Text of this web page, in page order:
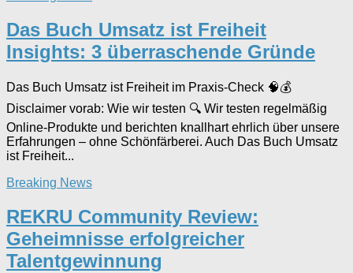
Das Buch Umsatz ist Freiheit
Insights: 3 überraschende Gründe
Das Buch Umsatz ist Freiheit im Praxis-Check 🧠💰
Disclaimer vorab: Wie wir testen 🔍 Wir testen regelmäßig
Online-Produkte und berichten knallhart ehrlich über unsere
Erfahrungen – ohne Schönfärberei. Auch Das Buch Umsatz
ist Freiheit...
Breaking News
REKRU Community Review:
Geheimnisse erfolgreicher
Talentgewinnung